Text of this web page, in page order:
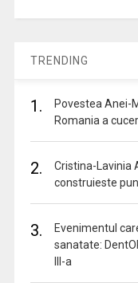
TRENDING
1.
Povestea Anei-
Romania a
2.
Cristina-Lavinia
construieste
3.
Evenimentul
sanatate:
III-a